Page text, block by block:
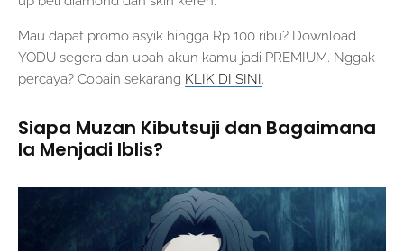
Mau dapat promo asyik hingga Rp 100 ribu? Download
YODU segera dan ubah akun kamu jadi PREMIUM. Nggak
percaya? Cobain sekarang KLIK DI SINI.
Siapa Muzan Kibutsuji dan Bagaimana
Ia Menjadi Iblis?